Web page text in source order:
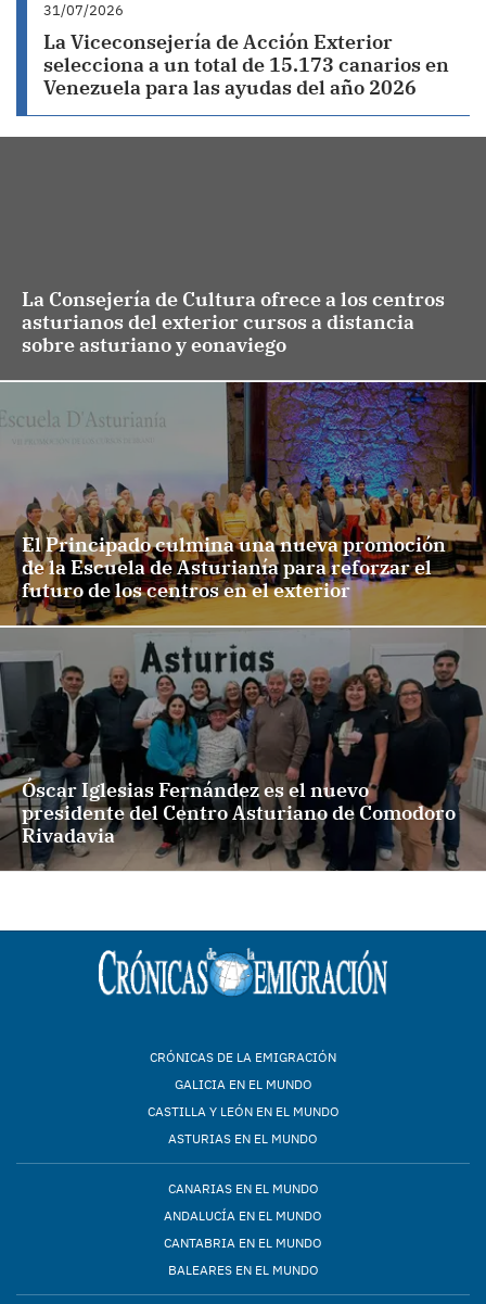
31/07/2026
La Viceconsejería de Acción Exterior
selecciona a un total de 15.173 canarios en
Venezuela para las ayudas del año 2026
La Consejería de Cultura ofrece a los centros
asturianos del exterior cursos a distancia
sobre asturiano y eonaviego
El Principado culmina una nueva promoción
de la Escuela de Asturianía para reforzar el
futuro de los centros en el exterior
Óscar Iglesias Fernández es el nuevo
presidente del Centro Asturiano de Comodoro
Rivadavia
CRÓNICAS DE LA EMIGRACIÓN
GALICIA EN EL MUNDO
CASTILLA Y LEÓN EN EL MUNDO
ASTURIAS EN EL MUNDO
CANARIAS EN EL MUNDO
ANDALUCÍA EN EL MUNDO
CANTABRIA EN EL MUNDO
BALEARES EN EL MUNDO